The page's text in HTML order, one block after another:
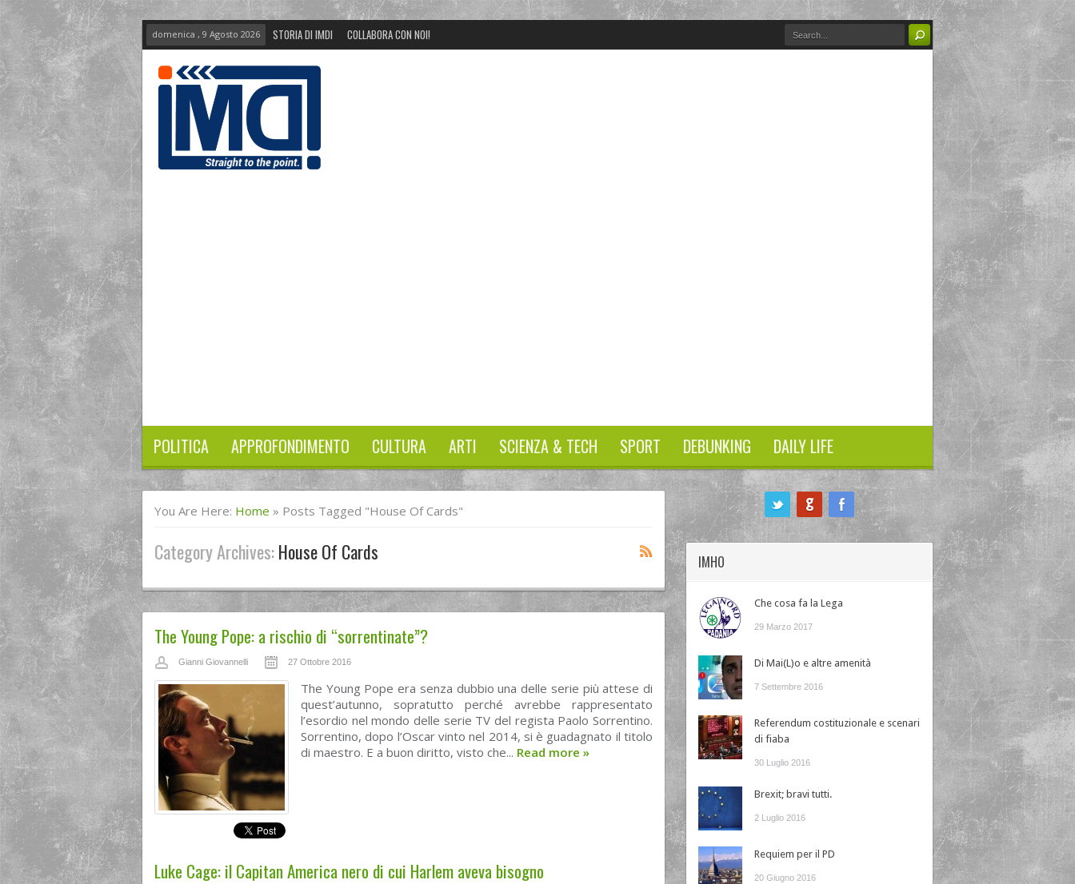
domenica , 9 Agosto 2026 STORIA DI IMDI COLLABORA CON NOI!
POLITICA APPROFONDIMENTO CULTURA ARTI SCIENZA & TECH SPORT DEBUNKING DAILY LIFE
You Are Here: Home » Posts Tagged "house Of Cards"
Category Archives:House Of Cards
The Young Pope: a rischio di “sorrentinate”?
Gianni Giovannelli 27 Ottobre 2016
The Young Pope era senza dubbio una delle serie più attese di
quest’autunno, sopratutto perché avrebbe rappresentato
l’esordio nel mondo delle serie TV del regista Paolo Sorrentino.
Sorrentino, dopo l’Oscar vinto nel 2014, si è guadagnato il titolo
di maestro. E a buon diritto, visto che... Read more »
Luke Cage: il Capitan America nero di cui Harlem aveva bisogno
IMHO
Che cosa fa la Lega
29 Marzo 2017
Di Mai(L)o e altre amenità
7 Settembre 2016
Referendum costituzionale e scenari
di fiaba
30 Luglio 2016
Brexit; bravi tutti.
2 Luglio 2016
Requiem per il PD
20 Giugno 2016